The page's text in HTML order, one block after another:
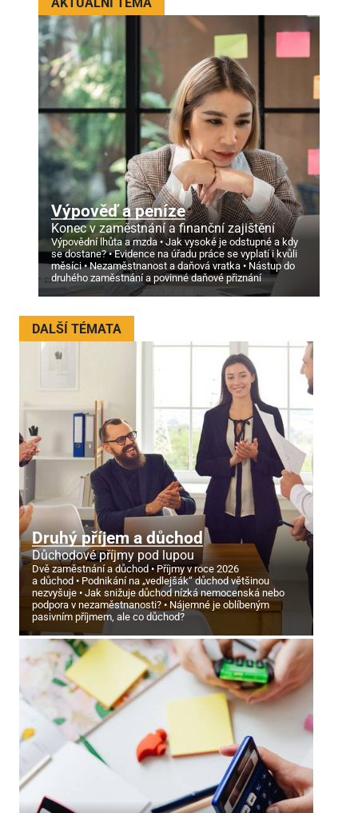
Výpověď a peníze
Konec v zaměstnání a finanční zajištění
Výpovědní lhůta a mzda
Jak vysoké je odstupné a kdy
se dostane?
Evidence na úřadu práce se vyplatí i kvůli
měsíci
Nezaměstnanost a daňová vratka
Nástup do
druhého zaměstnání a povinné daňové přiznání
DALŠÍ TÉMATA
Druhý příjem a důchod
Důchodové příjmy pod lupou
Dvě zaměstnání a důchod
Příjmy v roce 2026
a důchod
Podnikání na „vedlejšák“ důchod většinou
nezvyšuje
Jak snižuje důchod nízká nemocenská nebo
podpora v nezaměstnanosti?
Nájemné je oblíbeným
pasivním příjmem, ale co důchod?